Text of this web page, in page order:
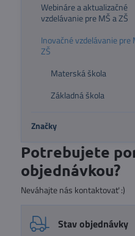
Webináre a aktualizačné
vzdelávanie pre MŠ a ZŠ
Inovačné vzdelávanie pre
ZŠ
Materská škola
Základná škola
Značky
Potrebujete
objednávkou?
Neváhajte nás kontaktovať :)
Stav objednávky